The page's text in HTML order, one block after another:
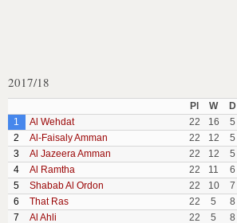
2017/18
Pl W D
1
Al Wehdat 22 16 5
2
Al-Faisaly Amman 22 12 5
3
Al Jazeera Amman 22 12 5
4
Al Ramtha 22 11 6
5
Shabab Al Ordon 22 10 7
6
That Ras 22 5 8
7
Al Ahli 22 5 8